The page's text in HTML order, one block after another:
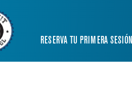
RESERVA TU PRIMERA SESIÓN